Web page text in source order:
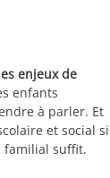
enjeux de
enfants
à parler. Et
et social si
familial suffit.